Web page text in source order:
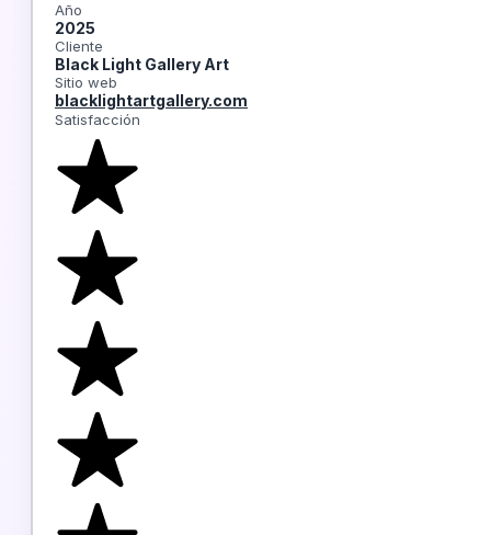
Año
2025
Cliente
Black Light Gallery Art
Sitio web
blacklightartgallery.com
Satisfacción